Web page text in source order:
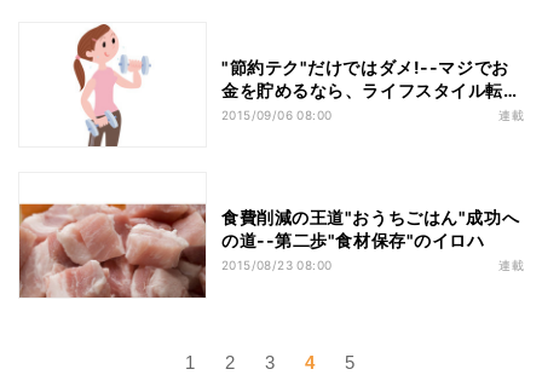
"節約テク"だけではダメ!--マジでお
金を貯めるなら、ライフスタイル転換
を!
2015/09/06 08:00 連載
食費削減の王道"おうちごはん"成功へ
の道--第二歩"食材保存"のイロハ
2015/08/23 08:00 連載
1 2 3 4 5